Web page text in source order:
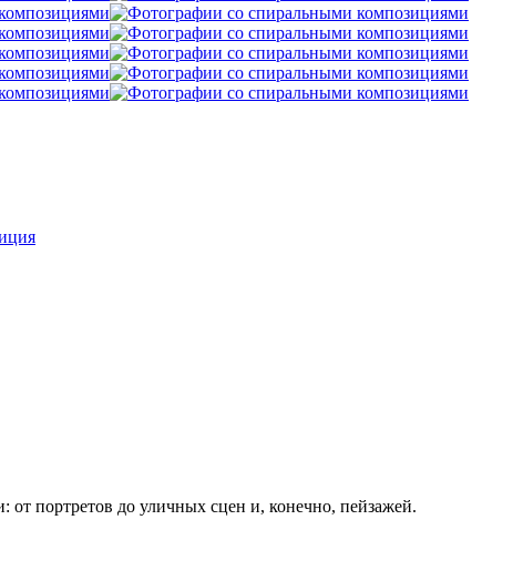
портретов до уличных сцен и, конечно, пейзажей.